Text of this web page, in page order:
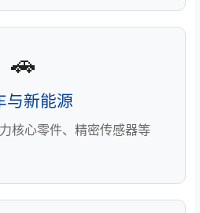
🚗
与新能源
核心零件、精密传感器等